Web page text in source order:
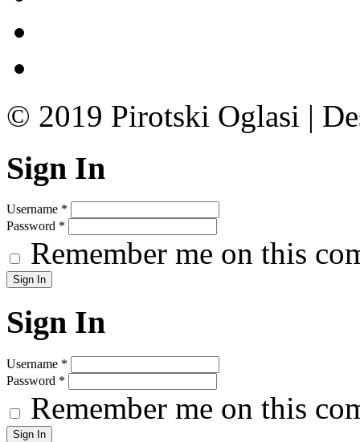
© 2019 Pirotski Oglasi |
Sign In
Username *
Password *
Remember me on this
Sign In
Username *
Password *
Remember me on this